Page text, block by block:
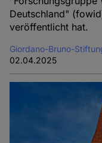
Deutschland"
veröffentlicht hat.
Giordano-Bruno-
02.04.2025